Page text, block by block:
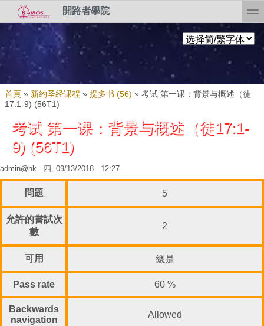
移至主內容
Skip to search
開路者學院
您在這裡
首頁 » 新约圣经课程 »提多书 (56) »考试 第一课：背景与概述（徒
17:1-9) (56T1)
考试 第一课：背景与概述（徒17:1-
9) (56T1)
admin@hk - 四, 09/13/2018 - 12:27
問題 5
允許的嘗試次
數
2
可用 總是
Pass rate 60 %
Backwards
navigation
Allowed